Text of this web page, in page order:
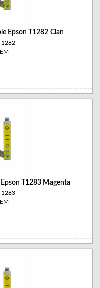
Epson T1282 Cian
T1283 Magenta